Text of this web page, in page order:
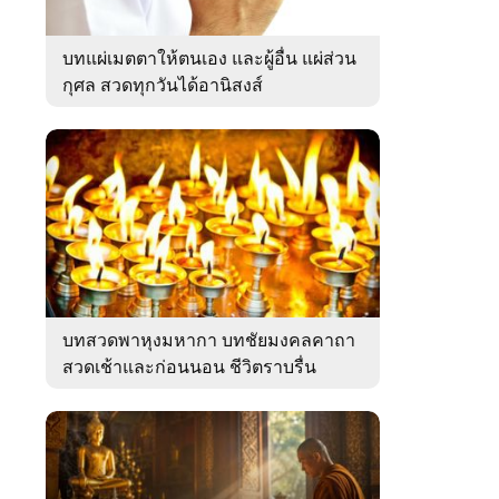
บทแผ่เมตตาให้ตนเอง และผู้อื่น แผ่ส่วน
กุศล สวดทุกวันได้อานิสงส์
บทสวดพาหุงมหากา บทชัยมงคลคาถา
สวดเช้าและก่อนนอน ชีวิตราบรื่น